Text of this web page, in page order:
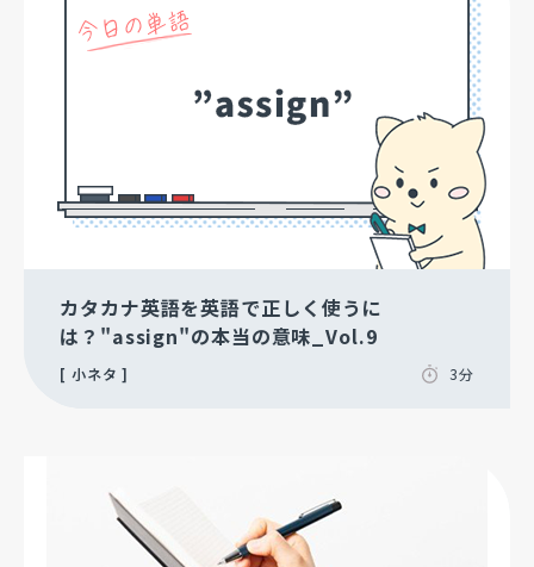
カタカナ英語を英語で正しく使うに
は？"assign"の本当の意味_Vol.9
小ネタ 3分